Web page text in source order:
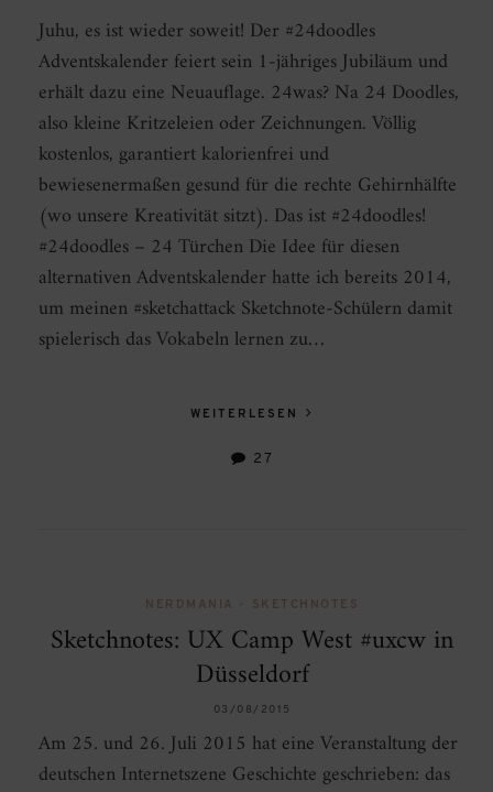
Juhu, es ist wieder soweit! Der #24doodles
Adventskalender feiert sein 1-jähriges Jubiläum und
erhält dazu eine Neuauflage. 24was? Na 24 Doodles,
also kleine Kritzeleien oder Zeichnungen. Völlig
kostenlos, garantiert kalorienfrei und
bewiesenermaßen gesund für die rechte Gehirnhälfte
(wo unsere Kreativität sitzt). Das ist #24doodles!
#24doodles – 24 Türchen Die Idee für diesen
alternativen Adventskalender hatte ich bereits 2014,
um meinen #sketchattack Sketchnote-Schülern damit
spielerisch das Vokabeln lernen zu…
WEITERLESEN
27
NERDMANIA SKETCHNOTES
Sketchnotes: UX Camp West #uxcw in
Düsseldorf
03/08/2015
Am 25. und 26. Juli 2015 hat eine Veranstaltung der
deutschen Internetszene Geschichte geschrieben: das